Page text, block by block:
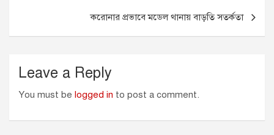
k
e
p
r
করোনার প্রভাবে মডেল থানায় বাড়তি সতর্কতা
Leave a Reply
You must be logged in to post a comment.